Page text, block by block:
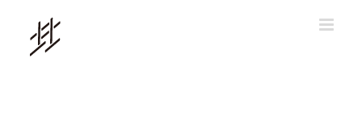
content